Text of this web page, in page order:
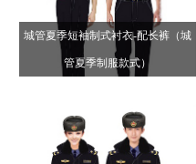
城管夏季短袖制式衬衣-配长裤（城
管夏季制服款式）